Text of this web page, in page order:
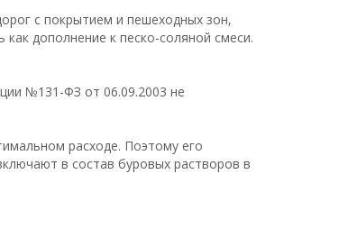
с покрытием и пешеходных зон,
дополнение к песко-соляной смеси.
№131-ФЗ от 06.09.2003 не
расходе. Поэтому его
в состав буровых растворов в